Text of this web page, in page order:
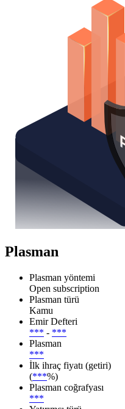
Plasman
Plasman yöntemi
Open subscription
Plasman türü
Kamu
Emir Defteri
*** - ***
Plasman
***
İlk ihraç fiyatı (getiri)
(***%)
Plasman coğrafyası
***